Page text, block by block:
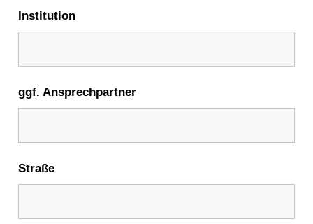
Institution
ggf. Ansprechpartner
Straße